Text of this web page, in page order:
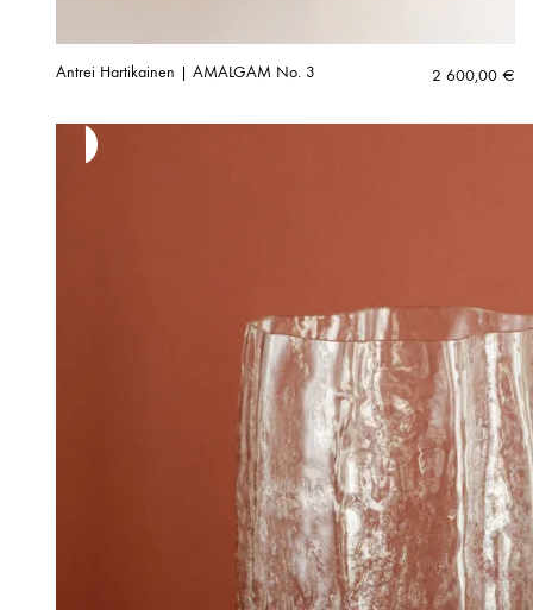
Antrei Hartikainen | AMALGAM No. 3 2 600,00 €